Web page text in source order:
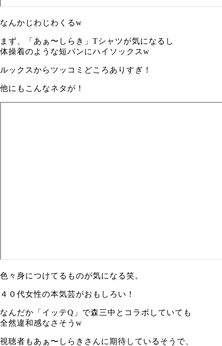
なんかじわじわくるw
まず、「あぁ〜しらき」Tシャツが気になるし
体操着のような短パンにハイソックスw
ルックスからツッコミどころありすぎ！
他にもこんなネタが！
色々身につけてるものが気になる笑。
４０代女性の本気芸がおもしろい！
なんだか「イッテQ」で森三中とコラボしていても
全然違和感なさそうw
視聴者もあぁ〜しらきさんに期待しているそうで、